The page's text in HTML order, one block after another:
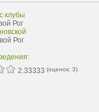
клубы
Рог
Рог
2.33333 (оценок: 3)